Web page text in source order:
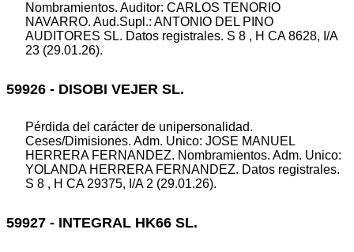
Nombramientos. Auditor: CARLOS TENORIO
NAVARRO. Aud.Supl.: ANTONIO DEL PINO
AUDITORES SL. Datos registrales. S 8 , H CA 8628, I/A
23 (29.01.26).
59926 - DISOBI VEJER SL.
Pérdida del carácter de unipersonalidad.
Ceses/Dimisiones. Adm. Unico: JOSE MANUEL
HERRERA FERNANDEZ. Nombramientos. Adm. Unico:
YOLANDA HERRERA FERNANDEZ. Datos registrales.
S 8 , H CA 29375, I/A 2 (29.01.26).
59927 - INTEGRAL HK66 SL.